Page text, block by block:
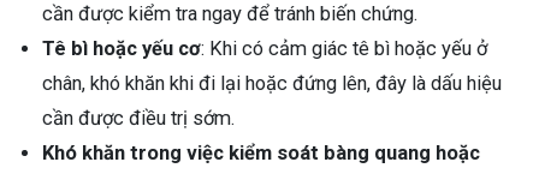
cần được kiểm tra ngay để tránh biến chứng.
Tê bì hoặc yếu cơ: Khi có cảm giác tê bì hoặc yếu ở
chân, khó khăn khi đi lại hoặc đứng lên, đây là dấu hiệu
cần được điều trị sớm.
Khó khăn trong việc kiểm soát bàng quang hoặc